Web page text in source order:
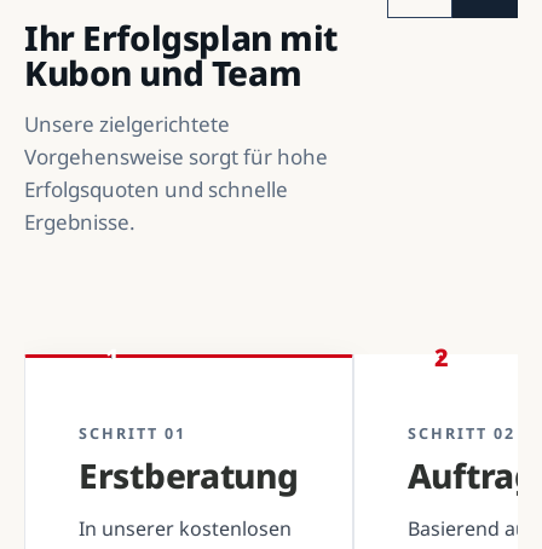
Ihr Erfolgsplan mit
Kubon und Team
Unsere zielgerichtete
Vorgehensweise sorgt für hohe
Erfolgsquoten und schnelle
Ergebnisse.
1
SCHRITT 01
Erstberatung
In unserer kostenlosen
2
SCHRITT 02
Basierend